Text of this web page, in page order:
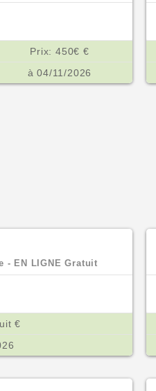
Prix: 450€ €
à 04/11/2026
- EN LIGNE Gratuit
€